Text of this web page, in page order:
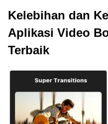
Kelebihan dan
Aplikasi Video
Terbaik